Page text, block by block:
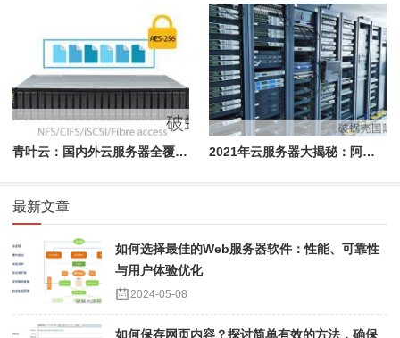
青叶云：国内外云服务器全覆盖，性能弹性双重保障 2021年云服务器大揭秘：阿里云VS腾讯云，你选谁？
最新文章
如何选择最佳的Web服务器软件：性能、可靠性
与用户体验优化
2024-05-08
如何保存网页内容？探讨简单有效的方法，确保